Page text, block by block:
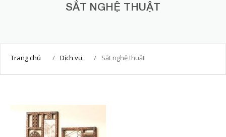
Trang chủ
Tin tức
Dự án
SẮT NGHỆ THUẬT
Trang chủ / Dịch vụ / Sắt nghệ thuật